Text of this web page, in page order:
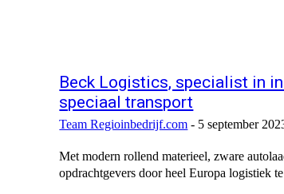
Beck Logistics, specialist in
speciaal transport
Team Regioinbedrijf.com - 5 september
Met modern rollend materieel, zware
opdrachtgevers door heel Europa logistiek